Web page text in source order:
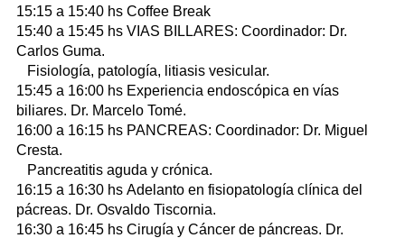
15:15 a 15:40 hs Coffee Break
15:40 a 15:45 hs VIAS BILLARES: Coordinador: Dr.
Carlos Guma.
Fisiología, patología, litiasis vesicular.
15:45 a 16:00 hs Experiencia endoscópica en vías
biliares. Dr. Marcelo Tomé.
16:00 a 16:15 hs PANCREAS: Coordinador: Dr. Miguel
Cresta.
Pancreatitis aguda y crónica.
16:15 a 16:30 hs Adelanto en fisiopatología clínica del
pácreas. Dr. Osvaldo Tiscornia.
16:30 a 16:45 hs Cirugía y Cáncer de páncreas. Dr.